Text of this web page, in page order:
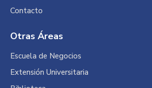
Contacto
Otras Áreas
Escuela de Negocios
Extensión Universitaria